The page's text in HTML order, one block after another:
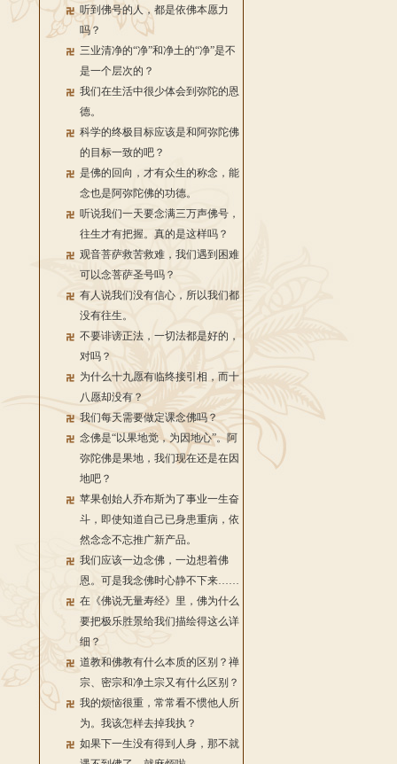
听到佛号的人，都是依佛本愿力
吗？
三业清净的“净”和净土的“净”是不
是一个层次的？
我们在生活中很少体会到弥陀的恩
德。
科学的终极目标应该是和阿弥陀佛
的目标一致的吧？
是佛的回向，才有众生的称念，能
念也是阿弥陀佛的功德。
听说我们一天要念满三万声佛号，
往生才有把握。真的是这样吗？
观音菩萨救苦救难，我们遇到困难
可以念菩萨圣号吗？
有人说我们没有信心，所以我们都
没有往生。
不要诽谤正法，一切法都是好的，
对吗？
为什么十九愿有临终接引相，而十
八愿却没有？
我们每天需要做定课念佛吗？
念佛是“以果地觉，为因地心”。阿
弥陀佛是果地，我们现在还是在因
地吧？
苹果创始人乔布斯为了事业一生奋
斗，即使知道自己已身患重病，依
然念念不忘推广新产品。
我们应该一边念佛，一边想着佛
恩。可是我念佛时心静不下来……
在《佛说无量寿经》里，佛为什么
要把极乐胜景给我们描绘得这么详
细？
道教和佛教有什么本质的区别？禅
宗、密宗和净土宗又有什么区别？
我的烦恼很重，常常看不惯他人所
为。我该怎样去掉我执？
如果下一生没有得到人身，那不就